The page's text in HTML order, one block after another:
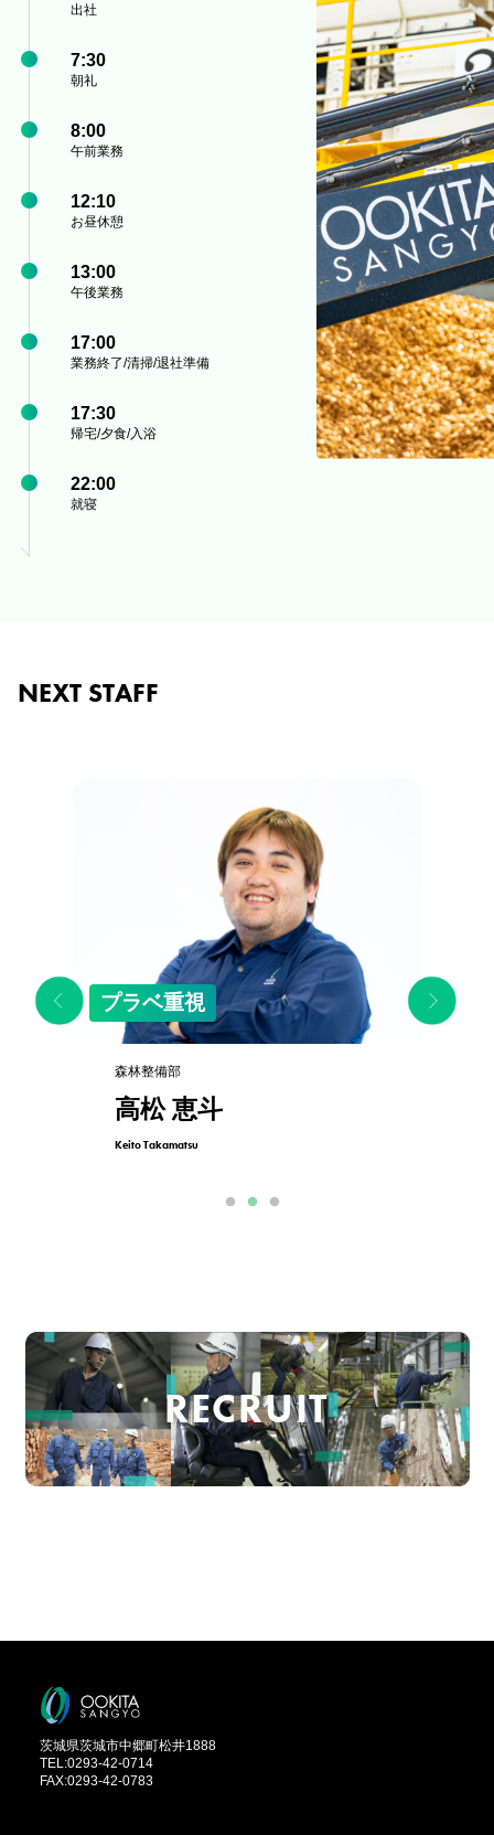
出社
7:30
朝礼
8:00
午前業務
12:10
お昼休憩
13:00
午後業務
17:00
業務終了/清掃/退社準備
17:30
帰宅/夕食/入浴
22:00
就寝
NEXT STAFF
時代に慣れるな
時代を見据えろ
樋本 鶴雄
Kakuo Himoto
RECRUIT
茨城県茨城市中郷町松井1888
TEL:0293-42-0714
FAX:0293-42-0783